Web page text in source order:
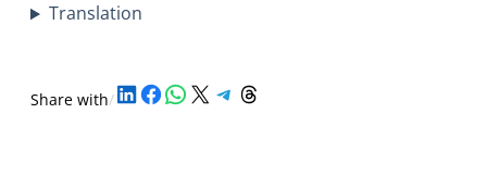
Translation
Share with/Share on LinkedIn Share on Facebook Share on WhatsApp Share on X Share on Telegram Share on Threads